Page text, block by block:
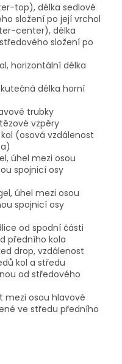
top), délka sedlové
složení po její vrchol
center), délka
složení po
horizontální délka
délka horní
trubky
vzpěry
(osová vzdálenost
úhel mezi osou
spojnicí osy
úhel mezi osou
spojnicí osy
od spodní části
předního kola
drop, vzdálenost
kol a středu
od středového
mezi osou hlavové
ve středu předního